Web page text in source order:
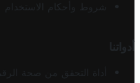
شروط وأحكام الاستخدام
أدواتنا
أداة التحقق من صحة